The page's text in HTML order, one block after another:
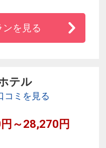
きるレストラン、薩
き立てパンとスイ
時間をお過ごしく
ンを見る
テル
コミを見る
～28,270円